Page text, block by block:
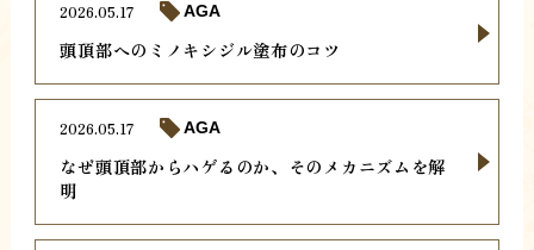
頭頂部へのミノキシジル塗布のコツ
2026.05.17 AGA
なぜ頭頂部からハゲるのか、そのメカニズムを解
明
2026.05.17 AGA